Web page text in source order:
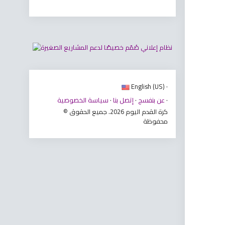
English (US) ·
عن بنفسج ·إتصل بنا · سياسة الخصوصية
·
© كرة القدم اليوم 2026. جميع الحقوق
محفوظة